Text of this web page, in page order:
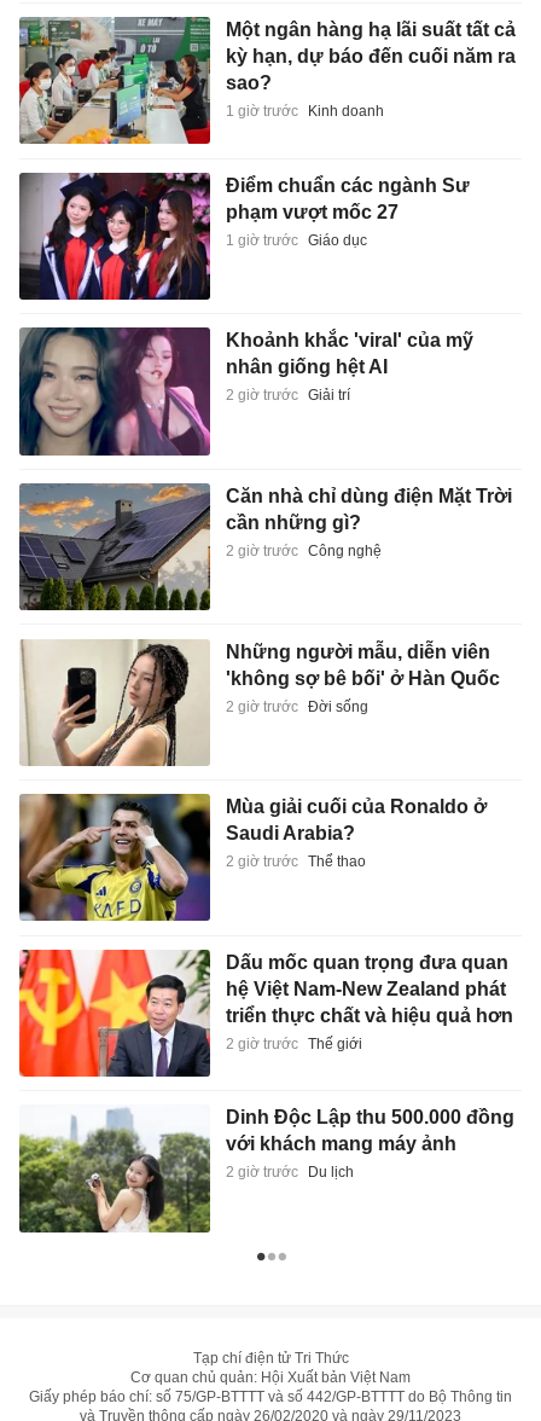
Một ngân hàng hạ lãi suất tất cả
kỳ hạn, dự báo đến cuối năm ra
sao?
1 giờ trước Kinh doanh
Điểm chuẩn các ngành Sư
phạm vượt mốc 27
1 giờ trước Giáo dục
Khoảnh khắc 'viral' của mỹ
nhân giống hệt AI
2 giờ trước Giải trí
Căn nhà chỉ dùng điện Mặt Trời
cần những gì?
2 giờ trước Công nghệ
Những người mẫu, diễn viên
'không sợ bê bối' ở Hàn Quốc
2 giờ trước Đời sống
Mùa giải cuối của Ronaldo ở
Saudi Arabia?
2 giờ trước Thể thao
Dấu mốc quan trọng đưa quan
hệ Việt Nam-New Zealand phát
triển thực chất và hiệu quả hơn
2 giờ trước Thế giới
Dinh Độc Lập thu 500.000 đồng
với khách mang máy ảnh
2 giờ trước Du lịch
Tạp chí điện tử Tri Thức
Cơ quan chủ quản: Hội Xuất bản Việt Nam
Giấy phép báo chí: số 75/GP-BTTTT và số 442/GP-BTTTT do Bộ Thông tin
và Truyền thông cấp ngày 26/02/2020 và ngày 29/11/2023